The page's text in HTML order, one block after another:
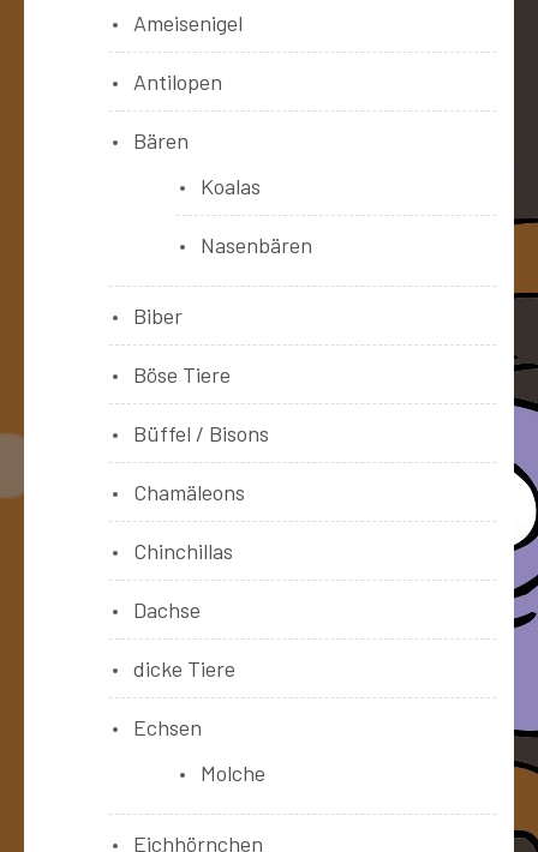
Ameisenigel
Antilopen
Bären
Koalas
Nasenbären
Biber
Böse Tiere
Büffel / Bisons
Chamäleons
Chinchillas
Dachse
dicke Tiere
Echsen
Molche
Eichhörnchen